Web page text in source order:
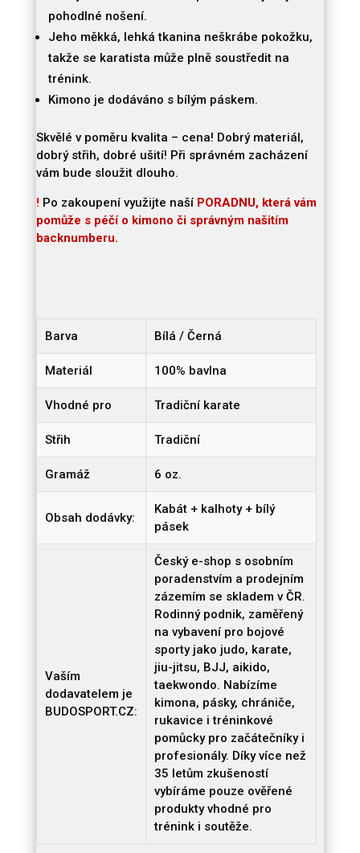
pohodlné nošení.
Jeho měkká, lehká tkanina neškrábe pokožku,
takže se karatista může plně soustředit na
trénink.
Kimono je dodáváno s bílým páskem.
Skvělé v poměru kvalita – cena! Dobrý materiál,
dobrý střih, dobré ušití! Při správném zacházení
vám bude sloužit dlouho.
!Po zakoupení využijte naší PORADNU, která vám
pomůže s péčí o kimono či správným našitím
backnumberu.
Barva Bílá / Černá
Materiál 100% bavlna
Vhodné pro Tradiční karate
Střih Tradiční
Gramáž 6 oz.
Obsah dodávky:
Kabát + kalhoty + bílý
pásek
Vaším
dodavatelem je
BUDOSPORT.CZ:
Český e-shop s osobním
poradenstvím a prodejním
zázemím se skladem v ČR.
Rodinný podnik, zaměřený
na vybavení pro bojové
sporty jako judo, karate,
jiu-jitsu, BJJ, aikido,
taekwondo. Nabízíme
kimona, pásky, chrániče,
rukavice i tréninkové
pomůcky pro začátečníky i
profesionály. Díky více než
35 letům zkušeností
vybíráme pouze ověřené
produkty vhodné pro
trénink i soutěže.